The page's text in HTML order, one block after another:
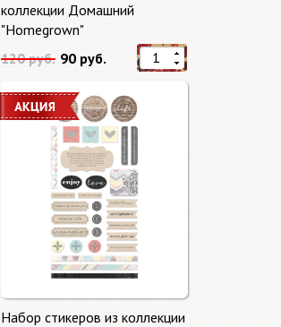
коллекции Домашний
"Homegrown"
120 руб. 90 руб.
Набор стикеров из коллекции